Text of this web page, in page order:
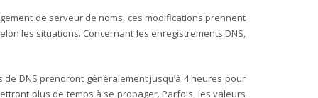
de serveur de noms, ces modifications prennent
les situations. Concernant les enregistrements DNS,
DNS prendront généralement jusqu’à 4 heures pour
plus de temps à se propager. Parfois, les valeurs